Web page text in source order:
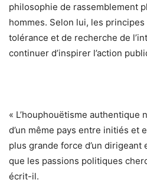
philosophie de rassemblement
hommes. Selon lui, les
tolérance et de recherche de
continuer d’inspirer l’action
« L’houphouëtisme authentique
d’un même pays entre initiés et
plus grande force d’un dirigeant
que les passions politiques
écrit-il.